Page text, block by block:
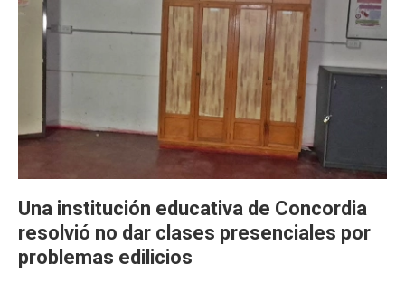
Una institución educativa de Concordia
resolvió no dar clases presenciales por
problemas edilicios